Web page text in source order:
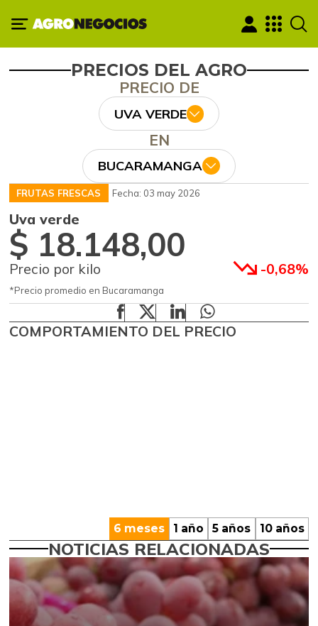
PRECIOS DEL AGRO
PRECIO DE
UVA VERDE
EN
BUCARAMANGA
FRUTAS FRESCAS Fecha: 03 may 2026
Uva verde
$ 18.148,00
Precio por kilo -0,68%
*Precio promedio en Bucaramanga
COMPORTAMIENTO DEL PRECIO
6 meses 1 año 5 años 10 años
NOTICIAS RELACIONADAS